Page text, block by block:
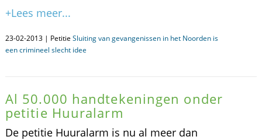
+Lees meer...
23-02-2013 | Petitie Sluiting van gevangenissen in het Noorden is
een crimineel slecht idee
Al 50.000 handtekeningen onder
petitie Huuralarm
De petitie Huuralarm is nu al meer dan